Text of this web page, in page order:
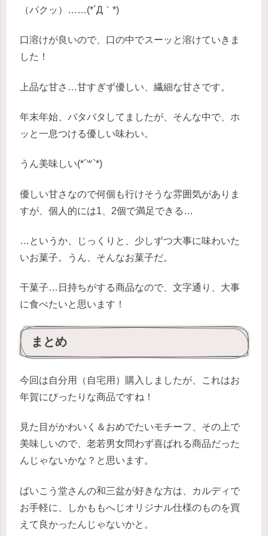
（パクッ）……(*´Д｀*)
口溶けが良いので、口の中でスーッと溶けていきま
した！
上品な甘さ…甘すぎず優しい、繊細な甘さです。
年末年始、バタバタしてましたが、そんな中で、ホ
ッと一息つける優しい味わい。
うん美味しい(*´꒳`*)
優しい甘さなので何個も行けそうな雰囲気がありま
すが、個人的には1、2個で満足できる…
…というか、じっくりと、少しずつ大事に味わいた
いお菓子。うん、そんなお菓子だ。
干菓子…日持ちがする商品なので、文字通り、大事
に食べたいと思います！
まとめ
今回は自分用（自宅用）購入しましたが、これはお
年賀にぴったりな商品ですね！
見た目がかわいく＆おめでたいモチーフ、その上で
美味しいので、老若男女問わず喜ばれる商品だった
んじゃないかな？と思います。
ばいこう堂さんの和三盆が好きな方は、カルディで
お手軽に、しかももへじオリジナル仕様のものを買
えて良かったんじゃないかと。